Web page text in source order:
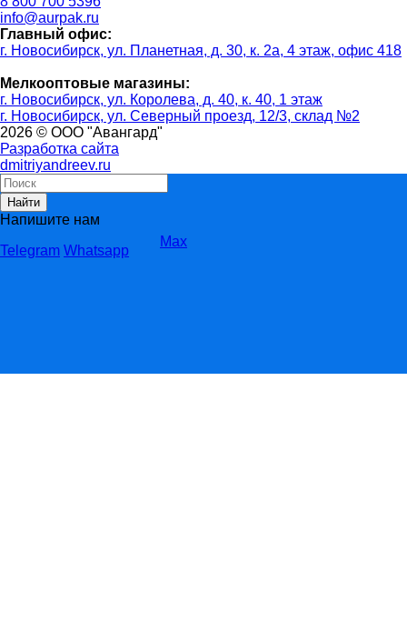
info@aurpak.ru
Главный офис:
г. Новосибирск, ул. Планетная, д. 30, к. 2а, 4 этаж, офис 418
Мелкооптовые магазины:
г. Новосибирск, ул. Королева, д. 40, к. 40, 1 этаж
г. Новосибирск, ул. Северный проезд, 12/3, ​склад №2
2026 © ООО "Авангард"
Разработка сайта
dmitriyandreev.ru
Найти
Напишите нам
Telegram Whatsapp
Max